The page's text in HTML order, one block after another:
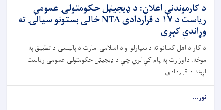
د کارموندنې اعلان: د ډیجیټل حکومتولۍ عمومي
ریاست د ۱۷ د قراردادی NTA خالی بستونو سیالۍ ته
وړاندې کېږي
د کار د اهل کسانو ته د سپارلو او د اسلامي امارت د پالیسۍ د تطبیق په
موخه، دا وزارت په پام کې لري چې د ډیجیټل حکومتولۍ عمومي ریاست
اړوند د قراردادی...
نور...